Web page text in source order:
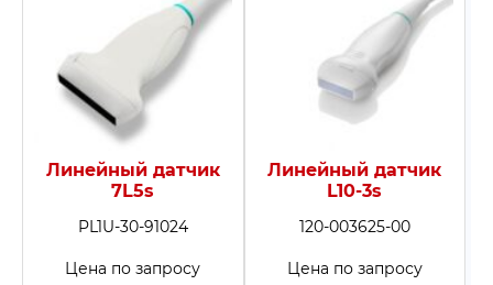
Линейный датчик
7L5s
PL1U-30-91024
Цена по запросу
Линейный датчик
L10-3s
120-003625-00
Цена по запросу